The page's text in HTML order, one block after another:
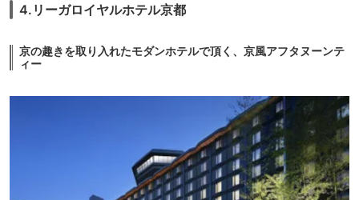
4.リーガロイヤルホテル京都
京の趣きを取り入れたモダンホテルで頂く、京風アフタヌーンテ
ィー